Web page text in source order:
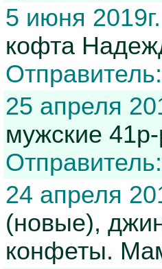
5 июня 2019г.
кофта
Отправитель:
25 апреля
мужские
Отправитель:
24 апреля
(новые),
конфеты.